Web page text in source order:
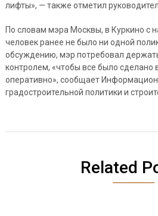
лифты», — также отметил
По словам мэра Москвы, в Куркино с
человек ранее не было ни одной
обсуждению, мэр потребовал
контролем, «чтобы все было
оперативно», сообщает
градостроительной политики и
Related